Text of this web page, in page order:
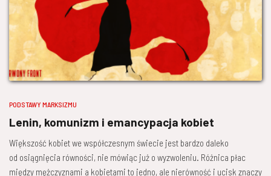
PODSTAWY MARKSIZMU
Lenin, komunizm i emancypacja kobiet
Większość kobiet we współczesnym świecie jest bardzo daleko
od osiągnięcia równości, nie mówiąc już o wyzwoleniu. Różnica płac
między mężczyznami a kobietami to jedno, ale nierówność i ucisk znaczy